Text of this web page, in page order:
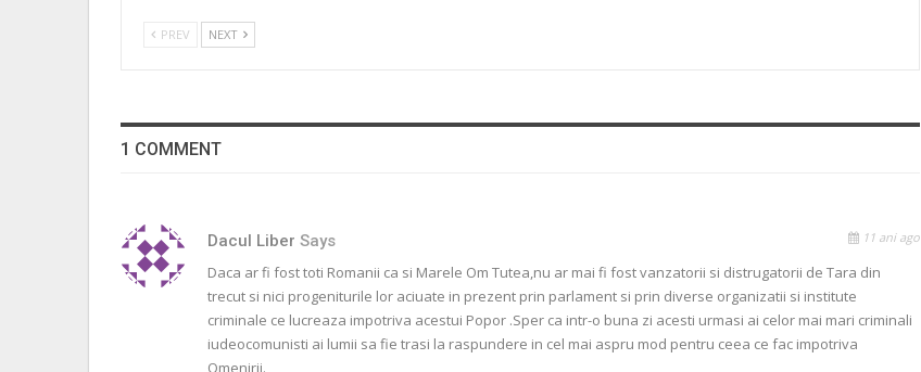
PREV NEXT
1 COMMENT
Dacul Liber Says 11 ani ago
Daca ar fi fost toti Romanii ca si Marele Om Tutea,nu ar mai fi fost vanzatorii si distrugatorii de Tara din
trecut si nici progeniturile lor aciuate in prezent prin parlament si prin diverse organizatii si institute
criminale ce lucreaza impotriva acestui Popor .Sper ca intr-o buna zi acesti urmasi ai celor mai mari criminali
iudeocomunisti ai lumii sa fie trasi la raspundere in cel mai aspru mod pentru ceea ce fac impotriva
Omenirii.